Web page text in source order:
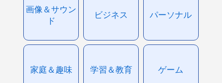
画像＆サウン
ド
ビジネス パーソナル
家庭＆趣味 学習＆教育 ゲーム